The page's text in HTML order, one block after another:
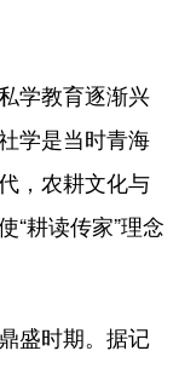
学教育逐渐兴
学是当时青海
，农耕文化与
“耕读传家”理念
盛时期。据记